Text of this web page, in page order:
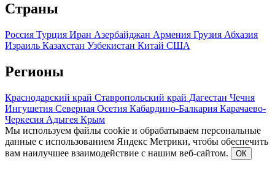
Страны
Россия Турция Иран Азербайджан Армения Грузия Абхазия
Израиль Казахстан Узбекистан Китай США
Регионы
Краснодарский край Ставропольский край Дагестан Чечня
Ингушетия Северная Осетия Кабардино-Балкария Карачаево-
Черкесия Адыгея Крым
Мы используем файлы cookie и обрабатываем персональные
данные с использованием Яндекс Метрики, чтобы обеспечить
вам наилучшее взаимодействие с нашим веб-сайтом.
ОК